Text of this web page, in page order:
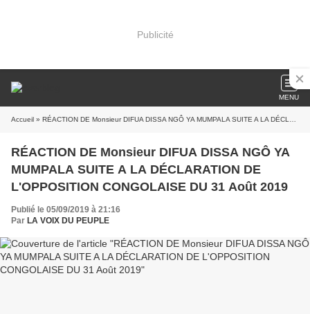
Publicité
MENU
Accueil » RÉACTION DE Monsieur DIFUA DISSA NGÔ YA MUMPALA SUITE A LA DÉCLARATION DE L'OPPOSITION CONGOLAISE DU 31 Août 2019
RÉACTION DE Monsieur DIFUA DISSA NGÔ YA
MUMPALA SUITE A LA DÉCLARATION DE
L'OPPOSITION CONGOLAISE DU 31 Août 2019
Publié le 05/09/2019 à 21:16
Par LA VOIX DU PEUPLE